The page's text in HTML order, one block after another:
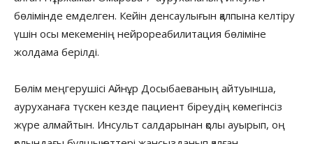
бөлімінде емделген. Кейін денсаулығын қалпына келтіру
үшін осы мекеменің нейрореабилитация бөліміне
жолдама берілді.
Бөлім меңгерушісі Айнұр Досыбаеваның айтуынша,
ауруханаға түскен кезде пациент біреудің көмегінсіз
жүре алмайтын. Инсульт салдарынан қолы ауырып, оң